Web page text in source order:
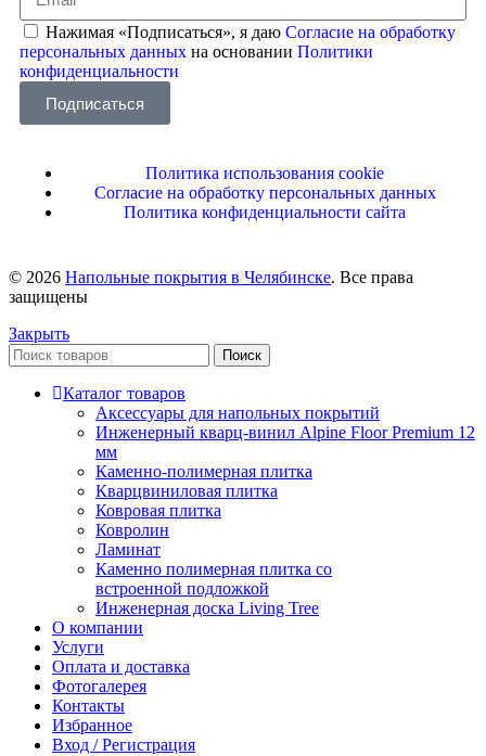
Нажимая «Подписаться», я даю Согласие на обработку
персональных данных на основании Политики
конфиденциальности
Подписаться
Политика использования cookie
Согласие на обработку персональных данных
Политика конфиденциальности сайта
© 2026 Напольные покрытия в Челябинске. Все права
защищены
Закрыть
Поиск
Каталог товаров
Аксессуары для напольных покрытий
Инженерный кварц-винил Alpine Floor Premium 12
мм
Каменно-полимерная плитка
Кварцвиниловая плитка
Ковровая плитка
Ковролин
Ламинат
Каменно полимерная плитка со
встроенной подложкой
Инженерная доска Living Tree
О компании
Услуги
Оплата и доставка
Фотогалерея
Контакты
Избранное
Вход / Регистрация